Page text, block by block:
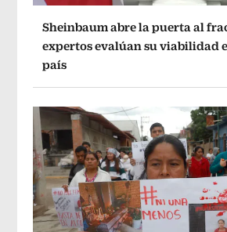
Sheinbaum abre la puerta al
expertos evalúan su viabilidad
país